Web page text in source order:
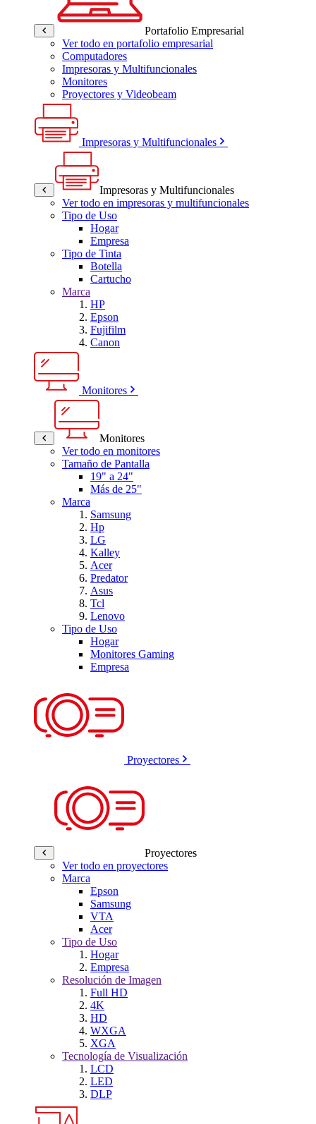
Portafolio Empresarial
Ver todo en portafolio empresarial
Computadores
Impresoras y Multifuncionales
Monitores
Proyectores y Videobeam
Impresoras y Multifuncionales
Impresoras y Multifuncionales
Ver todo en impresoras y multifuncionales
Tipo de Uso
Hogar
Empresa
Tipo de Tinta
Botella
Cartucho
Marca
HP
Epson
Fujifilm
Canon
Monitores
Monitores
Ver todo en monitores
Tamaño de Pantalla
19" a 24"
Más de 25"
Marca
Samsung
Hp
LG
Kalley
Acer
Predator
Asus
Tcl
Lenovo
Tipo de Uso
Hogar
Monitores Gaming
Empresa
Proyectores
Proyectores
Ver todo en proyectores
Marca
Epson
Samsung
VTA
Acer
Tipo de Uso
Hogar
Empresa
Resolución de Imagen
Full HD
4K
HD
WXGA
XGA
Tecnología de Visualización
LCD
LED
DLP